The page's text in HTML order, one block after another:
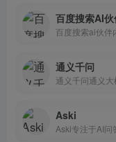
百度搜索AI
通义千问
Aski